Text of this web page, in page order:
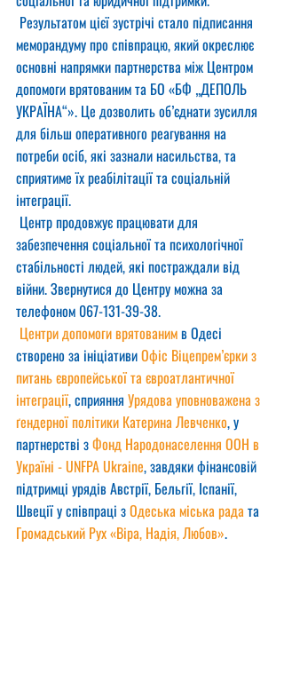
Результатом цієї зустрічі стало підписання
меморандуму про співпрацю, який окреслює
основні напрямки партнерства між Центром
допомоги врятованим та БО «БФ „ДЕПОЛЬ
УКРАЇНА“». Це дозволить об’єднати зусилля
для більш оперативного реагування на
потреби осіб, які зазнали насильства, та
сприятиме їх реабілітації та соціальній
інтеграції.
Центр продовжує працювати для
забезпечення соціальної та психологічної
стабільності людей, які постраждали від
війни. Звернутися до Центру можна за
телефоном 067-131-39-38.
Центри допомоги врятованим в Одесі
створено за ініціативи Офіс Віцепрем’єрки з
питань європейської та євроатлантичної
інтеграції, сприяння Урядова уповноважена з
ґендерної політики Катерина Левченко, у
партнерстві з Фонд Народонаселення ООН в
Україні - UNFPA Ukraine, завдяки фінансовій
підтримці урядів Австрії, Бельгії, Іспанії,
Швеції у співпраці з Одеська міська рада та
Громадський Рух «Віра, Надія, Любов».